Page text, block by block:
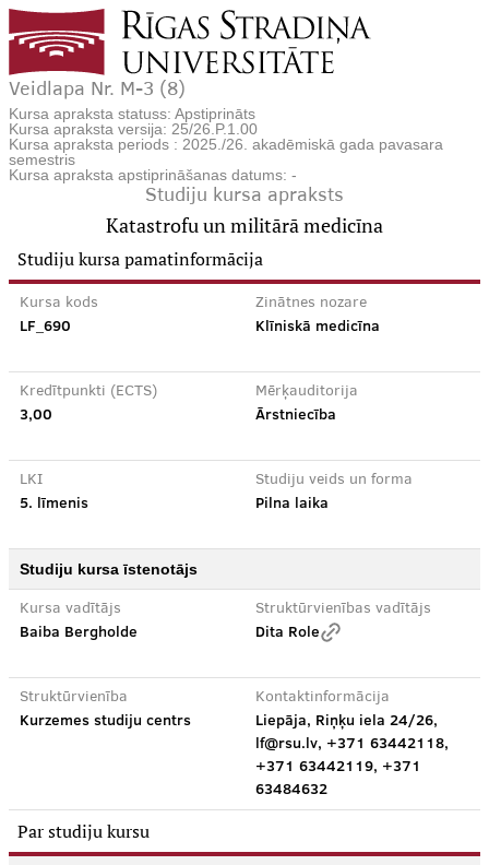
Veidlapa Nr. M-3 (8)
Kursa apraksta statuss: Apstiprināts
Kursa apraksta versija: 25/26.P.1.00
Kursa apraksta periods : 2025./26. akadēmiskā gada pavasara
semestris
Kursa apraksta apstiprināšanas datums: -
Studiju kursa apraksts
Katastrofu un militārā medicīna
Studiju kursa pamatinformācija
Kursa kods
LF_690
Zinātnes nozare
Klīniskā medicīna
Kredītpunkti (ECTS)
3,00
Mērķauditorija
Ārstniecība
LKI
5. līmenis
Studiju veids un forma
Pilna laika
Studiju kursa īstenotājs
Kursa vadītājs
Baiba Bergholde
Struktūrvienības vadītājs
Dita Role
Struktūrvienība
Kurzemes studiju centrs
Kontaktinformācija
Liepāja, Riņķu iela 24/26,
lf@rsu.lv, +371 63442118,
+371 63442119, +371
63484632
Par studiju kursu